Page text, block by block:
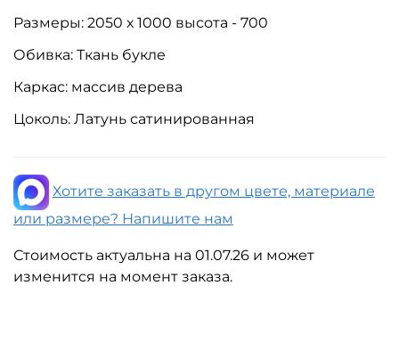
Размеры: 2050 х 1000 высота - 700
Обивка: Ткань букле
Каркас: массив дерева
Цоколь: Латунь сатинированная
Хотите заказать в другом цвете, материале
или размере? Напишите нам
Стоимость актуальна на 01.07.26 и может
изменится на момент заказа.